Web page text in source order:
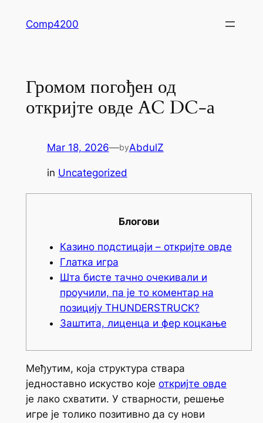
Comp4200
Громом погођен од
откријте овде AC DC-а
Mar 18, 2026—byAbdulZ
in Uncategorized
Блогови
Казино подстицаји – откријте овде
Глатка игра
Шта бисте тачно очекивали и
проучили, па је то коментар на
позицију THUNDERSTRUCK?
Заштита, лиценца и фер коцкање
Међутим, која структура ствара
једноставно искуство које откријте овде
је лако схватити. У стварности, решење
игре је толико позитивно да су нови